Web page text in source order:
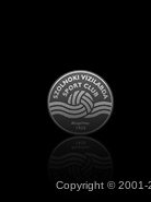
Copyright ©